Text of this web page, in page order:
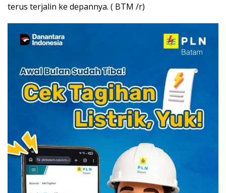
terus terjalin ke depannya. ( BTM /r)